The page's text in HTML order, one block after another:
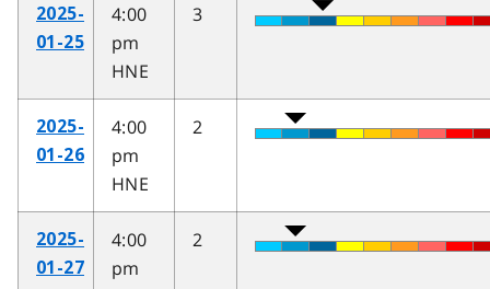
2025-
01-25
4:00
pm
HNE
3
2025-
01-26
4:00
pm
HNE
2
2025-
01-27
4:00
pm
2